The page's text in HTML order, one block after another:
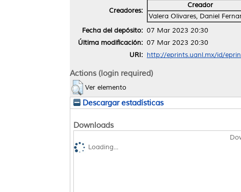
Creadores:
Creador
Valera Olivares, Daniel
Fecha del depósito: 07 Mar 2023 20:30
Última modificación: 07 Mar 2023 20:30
URI: http://eprints.uanl.mx/id/
Actions (login required)
Ver elemento
Descargar estadísticas
Downloads
Loading...